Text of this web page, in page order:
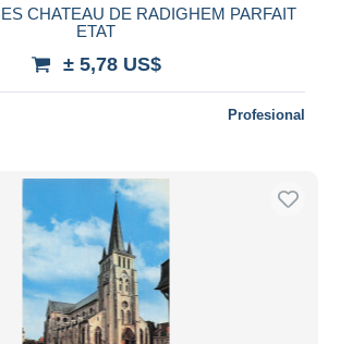
CHATEAU DE RADIGHEM PARFAIT
ETAT
± 5,78 US$
Profesional